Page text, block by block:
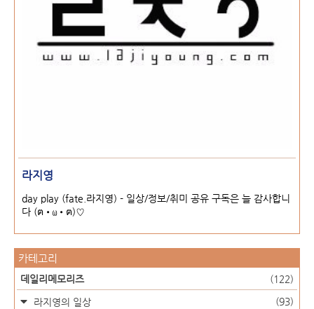
라지영
day play (fate.라지영) - 일상/정보/취미 공유 구독은 늘 감사합니
다 (ฅ•ω•ฅ)♡
카테고리
데일리메모리즈 (122)
라지영의 일상
(93)